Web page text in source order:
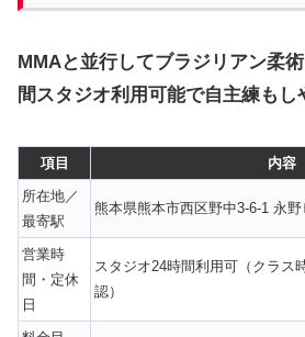
MMAと並行してブラジリアン柔
間スタジオ利用可能で自主練もし
項目
内容
所在地／
最寄駅
熊本県熊本市西区野中3-6-1 永
営業時
間・定休
日
スタジオ24時間利用可（クラス
認）